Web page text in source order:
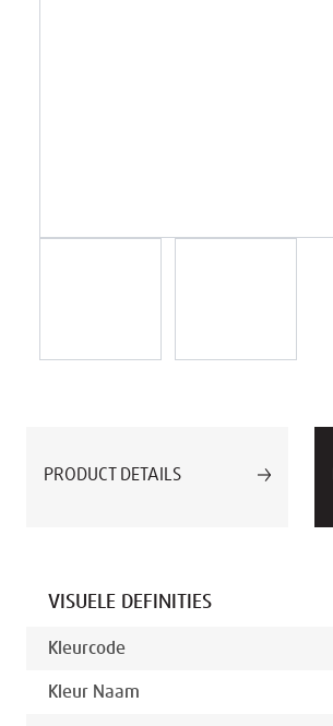
PRODUCT DETAILS
VISUELE DEFINITIES
Kleurcode
Kleur Naam